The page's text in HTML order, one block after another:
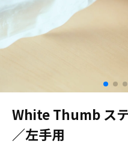
White Thumb ス
／左手用